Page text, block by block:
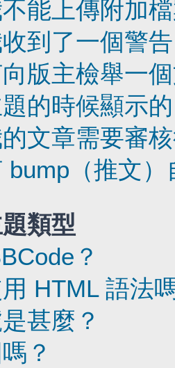
能上傳附加
到了一個警
版主檢舉一
的時候顯示
文章需要審
bump（推文
類型
？
HTML 語法
甚麼？
？